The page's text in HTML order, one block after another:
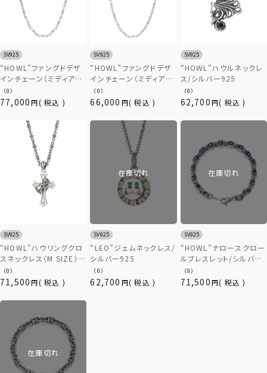
SV925
“HOWL”ファングドデザ
インチェーン（ミディア
ム/60cm）/シルバー925
（0）
77,000 税込
SV925
“HOWL”ファングドデザ
インチェーン（ミディア
ム/50cm）/シルバー925
（0）
66,000 税込
SV925
“HOWL”ハウルネックレ
ス/シルバー925
（0）
62,700 税込
SV925
“HOWL”ハウリングクロ
スネックレス（M SIZE）/
シルバー925
（0）
71,500 税込
在庫切れ
SV925
“LEO”ジェムネックレス/
シルバー925
（0）
62,700 税込
在庫切れ
SV925
“HOWL”ナロースクロー
ルブレスレット/シルバー
925
（0）
71,500 税込
在庫切れ